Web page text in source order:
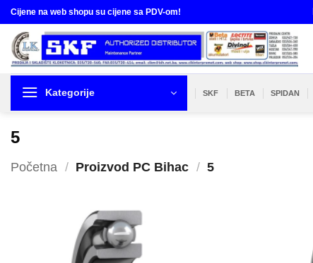
Skip
to
content
Cijene na web shopu su cijene sa PDV-om!
Kategorije SKF BETA SPIDAN
5
Početna / Proizvod PC Bihac / 5